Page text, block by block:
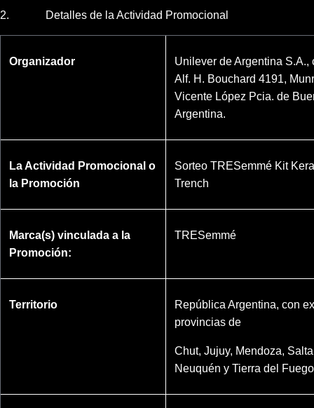
2. Detalles de la Actividad Promocional
Organizador
Unilever de Argentina S.A.,
Alf. H. Bouchard 4191,
Vicente López Pcia. de
Argentina.
La Actividad Promocional o
la Promoción
Sorteo TRESemmé Kit
Trench
Marca(s) vinculada a la
Promoción:
TRESemmé
Territorio
República Argentina, con
provincias de
Chut, Jujuy, Mendoza,
Neuquén y Tierra del